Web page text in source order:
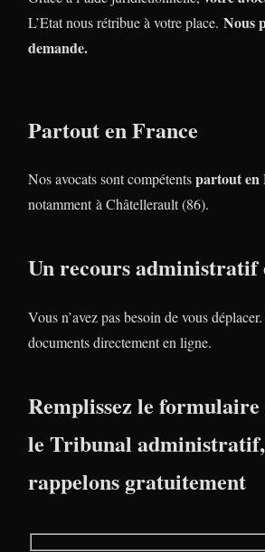
L’Etat nous rétribue à votre place. Nous
demande.
Partout en France
Nos avocats sont compétentspartout en
notamment à Châtellerault (86).
Un recours administratif
Vous n’avez pas besoin de vous
documents directement en ligne.
Remplissez le
le Tribunal administratif,
rappelons gratuitement